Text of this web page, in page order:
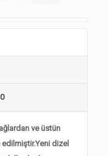
0
ve üstün
dizel